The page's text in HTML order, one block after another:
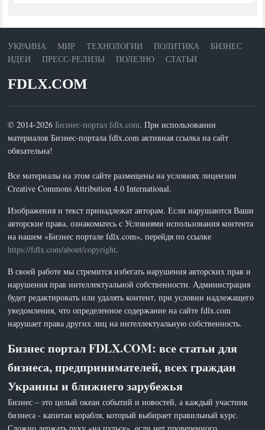
УКРАИНА МИР ТЕХНОЛОГИИ ПОЛИТИКА
БИЗНЕС
ИДЕИ
ПРЕСС-РЕЛИЗЫ ПОЛЕЗНО СТАТЬИ
FDLX.COM
© 2014-2026 Бизнес-портал fdlx.com. При использовании
материалов Бизнес-портала fdlx.com активная ссылка на сайт
обязательна!
Все материалы на этом сайте размещены на условиях лицензии
Creative Commons Attribution 4.0 International.
Изображения и текст принадлежат авторам. Если нарушаются Ваши
авторские права, ознакомьтесь с Условиями использования контента
на нашем «Бизнес портале fdlx.com», перейдя по ссылке
https://fdlx.com/about/copyright.
В своей работе мы стремится избегать нарушения авторских прав и
нарушения прав интеллектуальной собственности. Администрация
будет редактировать или удалять контент, при условии надлежащего
уведомления, что определенное содержание на сайте fdlx.com
нарушает права других лиц на интеллектуальную собственность.
Бизнес портал FDLX.COM: все статьи для
бизнеса, предпринимателей, всех граждан
Украины и ближнего зарубежья
Бизнес – это целый океан событий и новостей, а каждый участник
бизнеса - капитан корабля, который выбирает правильный курс.
Сложно держать руку «на пульсе», если нет проверенного